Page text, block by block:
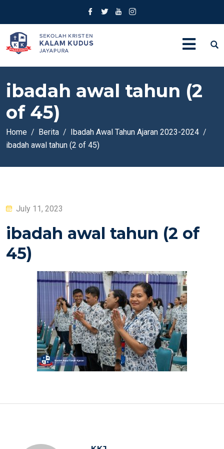
ibadah awal tahun (2
of 45)
Home Berita
Ibadah Awal Tahun Ajaran 2023-2024
ibadah awal tahun (2 of 45)
Posted
July 11, 2023
ibadah awal tahun (2 of
45)